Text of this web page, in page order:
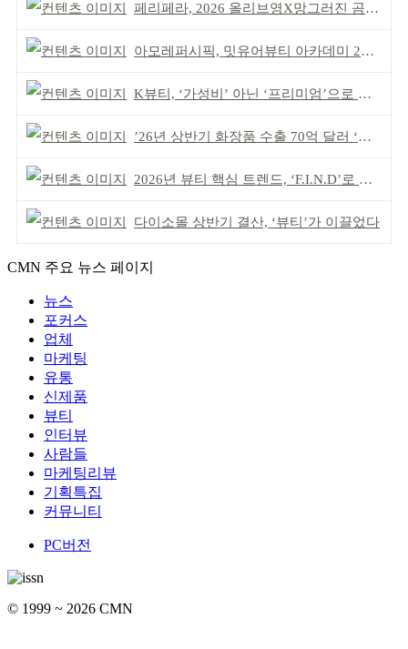
페리페라, 2026 올리브영X망그러진 곰 콜라보
아모레퍼시픽, 밋유어뷰티 아카데미 2기 발대식
K뷰티, ‘가성비’ 아닌 ‘프리미엄’으로 승부걸어야
’26년 상반기 화장품 수출 70억 달러 ‘역대 최고’
2026년 뷰티 핵심 트렌드, ‘F.I.N.D’로 읽는다
다이소몰 상반기 결산, ‘뷰티’가 이끌었다
CMN 주요 뉴스 페이지
뉴스
포커스
업체
마케팅
유통
신제품
뷰티
인터뷰
사람들
마케팅리뷰
기획특집
커뮤니티
PC버전
© 1999 ~ 2026 CMN